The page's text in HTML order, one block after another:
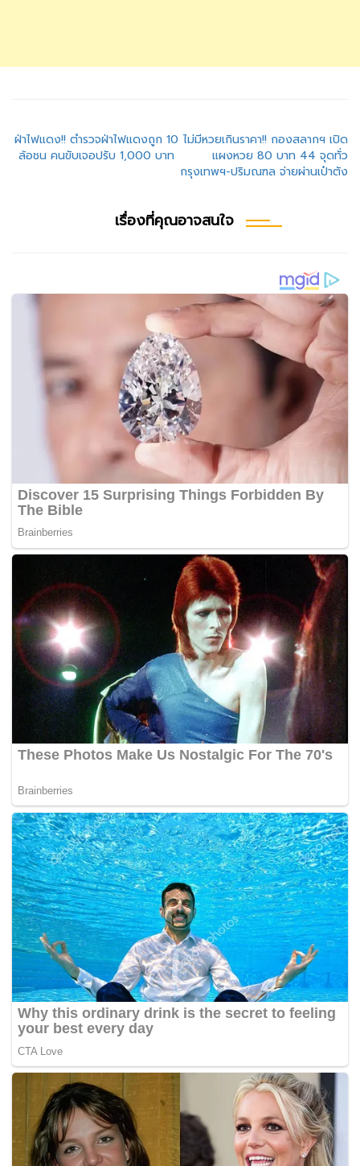
แนะแนว
เรื่อง
ฝ่าไฟแดง!! ตำรวจฝ่าไฟแดงถูก 10
ล้อชน คนขับเจอปรับ 1,000 บาท
ไม่มีหวยเกินราคา!! กองสลากฯ เปิด
แผงหวย 80 บาท 44 จุดทั่ว
กรุงเทพฯ-ปริมณฑล จ่ายผ่านเป๋าตัง
เรื่องที่คุณอาจสนใจ